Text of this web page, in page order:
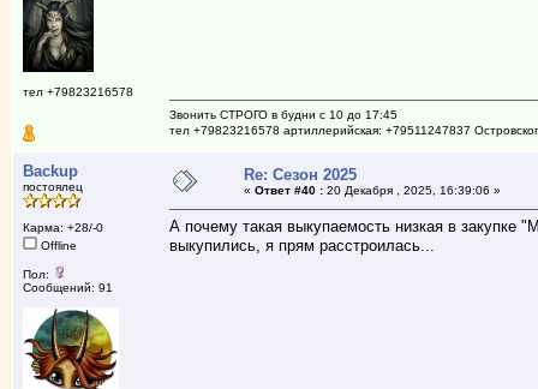
тел +79823216578
Звонить СТРОГО в будни с 10 до 17:45
тел +79823216578 артиллерийская: +79511247837
Backup
постоялец
Карма: +28/-0
Offline
Пол:
Сообщений: 91
Re: Сезон 2025
« Ответ #40 :20 Декабря , 2025, 16:39:06 »
А почему такая выкупаемость низкая в закупке
выкупились, я прям расстроилась...